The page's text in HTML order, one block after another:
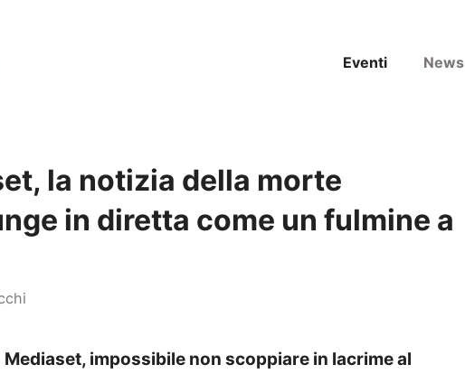
Eventi News
la notizia della morte
in diretta come un fulmine a
impossibile non scoppiare in lacrime al